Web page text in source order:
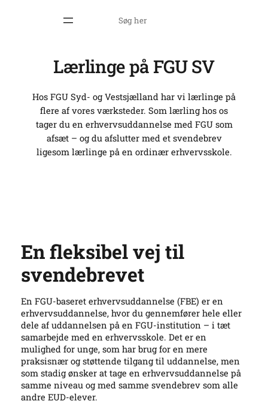
Search
Lærlinge på FGU SV
Hos FGU Syd- og Vestsjælland har vi lærlinge på
flere af vores værksteder. Som lærling hos os
tager du en erhvervsuddannelse med FGU som
afsæt – og du afslutter med et svendebrev
ligesom lærlinge på en ordinær erhvervsskole.
En fleksibel vej til
svendebrevet
En FGU-baseret erhvervsuddannelse (FBE) er en
erhvervsuddannelse, hvor du gennemfører hele eller
dele af uddannelsen på en FGU-institution – i tæt
samarbejde med en erhvervsskole. Det er en
mulighed for unge, som har brug for en mere
praksisnær og støttende tilgang til uddannelse, men
som stadig ønsker at tage en erhvervsuddannelse på
samme niveau og med samme svendebrev som alle
andre EUD-elever.